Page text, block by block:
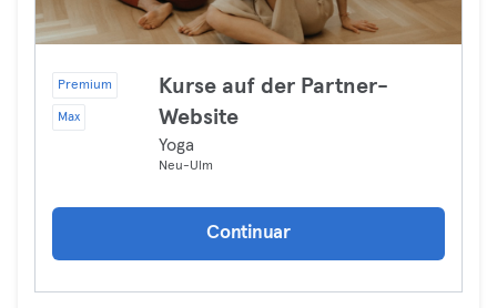
Premium
Max
Kurse auf der Partner-
Website
Yoga
Neu-Ulm
Continuar